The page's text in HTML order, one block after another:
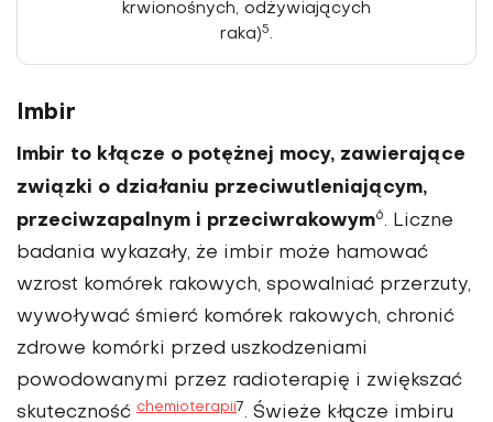
krwionośnych, odżywiających
raka)5.
Imbir
Imbir to kłącze o potężnej mocy, za­wierające
związki o działaniu przeciwu­tleniającym,
przeciwzapalnym i prze­ciwrakowym6. Liczne
badania wykazały, że imbir może hamować
wzrost komórek rakowych, spowalniać przerzuty,
wywo­ływać śmierć komórek rakowych, chronić
zdrowe komórki przed uszkodzeniami
powodowanymi przez radioterapię i zwiększać
skuteczność chemioterapii7. Świeże kłącze imbiru